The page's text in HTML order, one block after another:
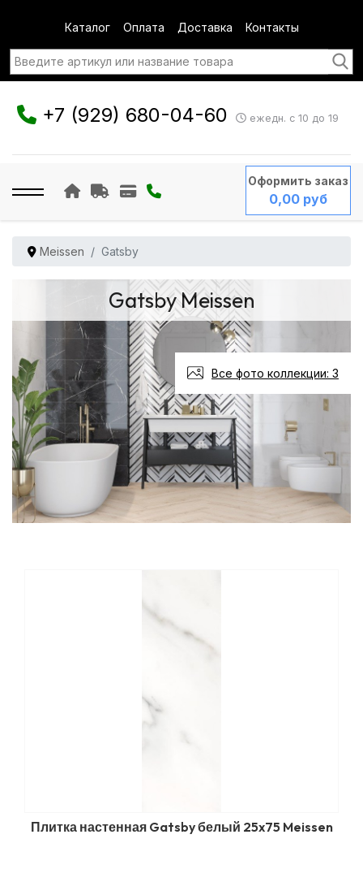
Каталог Оплата Доставка Контакты
+7 (929) 680-04-60 ежедн. с 10 до 19
Оформить заказ
0,00 руб
Meissen Gatsby
Gatsby Meissen
Все фото коллекции: 3
Плитка настенная Gatsby белый 25x75 Meissen